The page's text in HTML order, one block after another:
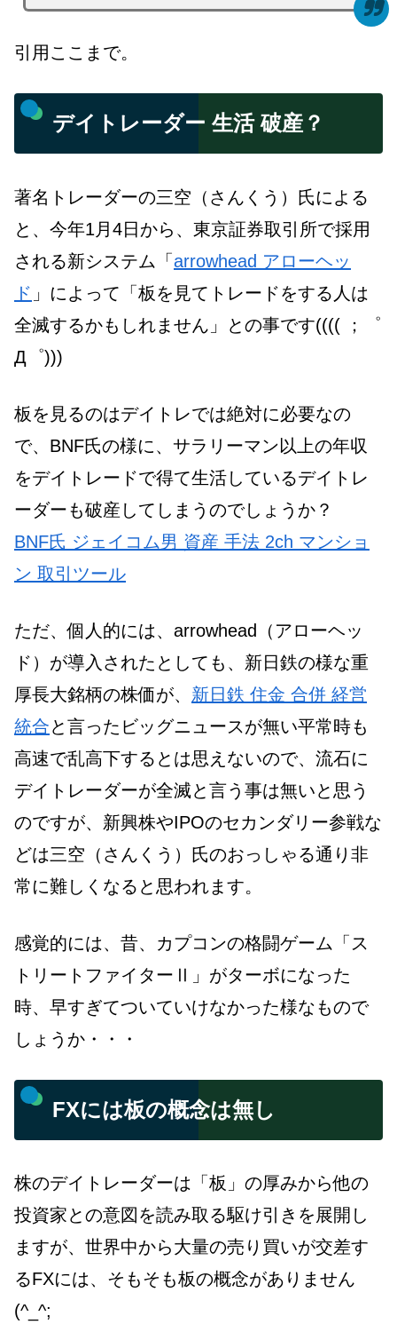
引用ここまで。
デイトレーダー 生活 破産？
著名トレーダーの三空（さんくう）氏による
と、今年1月4日から、東京証券取引所で採用
される新システム「 arrowhead アローヘッ
ド 」によって「板を見てトレードをする人は
全滅するかもしれません」との事です(((( ；゜
Д゜)))
板を見るのはデイトレでは絶対に必要なの
で、BNF氏の様に、サラリーマン以上の年収
をデイトレードで得て生活しているデイトレ
ーダーも破産してしまうのでしょうか？
BNF氏 ジェイコム男 資産 手法 2ch マンショ
ン 取引ツール
ただ、個人的には、arrowhead（アローヘッ
ド）が導入されたとしても、新日鉄の様な重
厚長大銘柄の株価が、 新日鉄 住金 合併 経営
統合と言ったビッグニュースが無い平常時も
高速で乱高下するとは思えないので、流石に
デイトレーダーが全滅と言う事は無いと思う
のですが、新興株やIPOのセカンダリー参戦な
どは三空（さんくう）氏のおっしゃる通り非
常に難しくなると思われます。
感覚的には、昔、カプコンの格闘ゲーム「ス
トリートファイターⅡ」がターボになった
時、早すぎてついていけなかった様なもので
しょうか・・・
FXには板の概念は無し
株のデイトレーダーは「板」の厚みから他の
投資家との意図を読み取る駆け引きを展開し
ますが、世界中から大量の売り買いが交差す
るFXには、そもそも板の概念がありません
(^_^;